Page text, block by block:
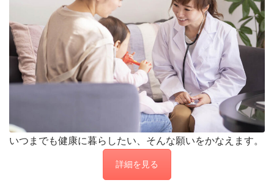
いつまでも健康に暮らしたい、そんな願いをかなえます。
詳細を見る